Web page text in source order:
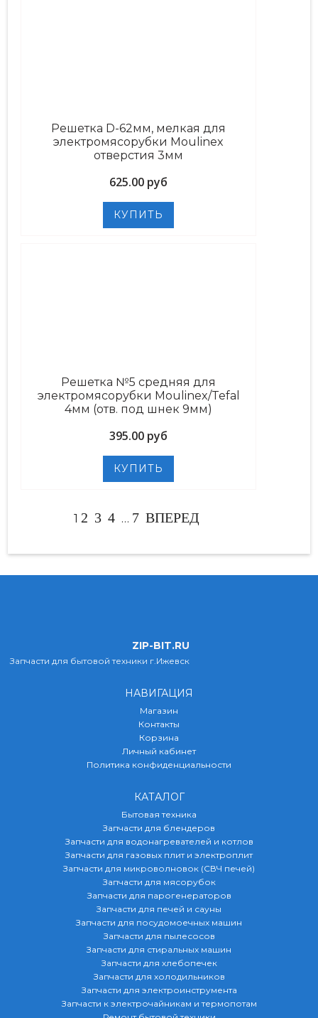
Решетка D-62мм, мелкая для
электромясорубки Moulinex
отверстия 3мм
625.00 руб
Решетка №5 средняя для
электромясорубки Moulinex/Tefal
4мм (отв. под шнек 9мм)
395.00 руб
1 2 3 4 … 7 ВПЕРЕД
ZIP-BIT.RU
Запчасти для бытовой техники г.Ижевск
НАВИГАЦИЯ
Магазин
Контакты
Корзина
Личный кабинет
Политика конфиденциальности
КАТАЛОГ
Бытовая техника
Запчасти для блендеров
Запчасти для водонагревателей и котлов
Запчасти для газовых плит и электроплит
Запчасти для микроволновок (СВЧ печей)
Запчасти для мясорубок
Запчасти для парогенераторов
Запчасти для печей и сауны
Запчасти для посудомоечных машин
Запчасти для пылесосов
Запчасти для стиральных машин
Запчасти для хлебопечек
Запчасти для холодильников
Запчасти для электроинструмента
Запчасти к электрочайникам и термопотам